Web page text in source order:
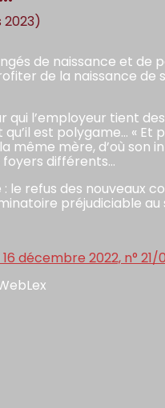
2023)
de naissance et de
de la naissance de
qui l’employeur tient
est polygame… « Et
même mère, d’où
foyers différents…
le refus des nouveaux
préjudiciable
décembre 2022, n° 21/